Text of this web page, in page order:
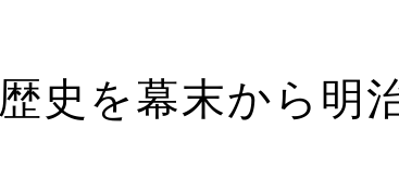
史を幕末から明